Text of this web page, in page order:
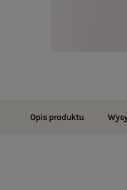
Opis produktu